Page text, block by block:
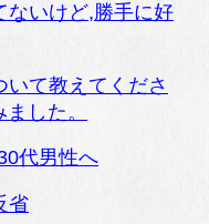
ないけど,勝手に好
いて教えてくださ
した。
代男性へ
省